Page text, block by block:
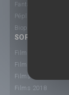
Fantastique
Péplum
Biopic
SORTIE CINÉ
Films 2015
Films 2016
Films 2017
Films 2018